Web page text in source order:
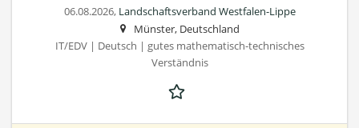
06.08.2026, Landschaftsverband Westfalen-Lippe
Münster, Deutschland
IT/EDV | Deutsch | gutes mathematisch-technisches
Verständnis